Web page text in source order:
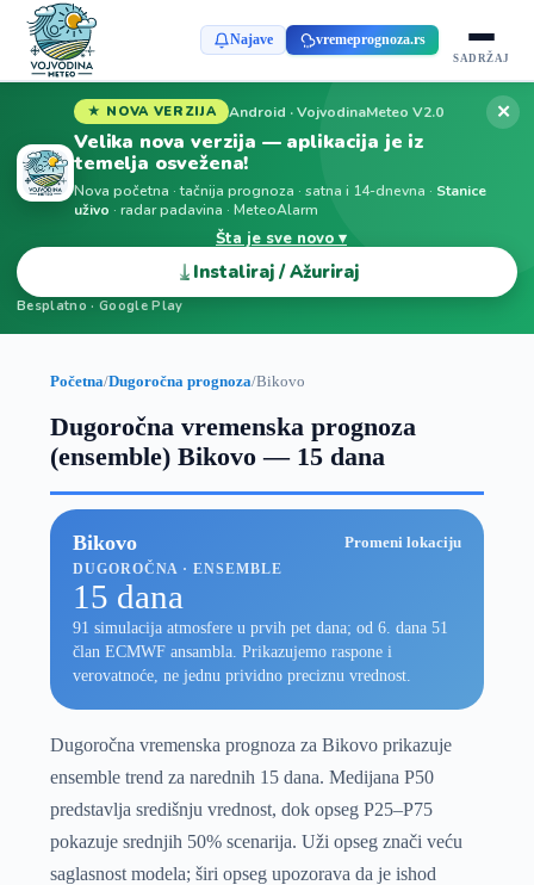
Najave vremeprognoza.rs
SADRŽAJ
★ NOVA VERZIJA Android · VojvodinaMeteo V2.0
Velika nova verzija — aplikacija je iz
temelja osvežena!
Nova početna · tačnija prognoza · satna i 14-dnevna · Stanice
uživo · radar padavina · MeteoAlarm
Šta je sve novo ▾
⤓ Instaliraj / Ažuriraj
Besplatno · Google Play
✕
Početna/Dugoročna prognoza/Bikovo
Dugoročna vremenska prognoza
(ensemble) Bikovo — 15 dana
Bikovo Promeni lokaciju
DUGOROČNA · ENSEMBLE
15 dana
91 simulacija atmosfere u prvih pet dana; od 6. dana 51
član ECMWF ansambla. Prikazujemo raspone i
verovatnoće, ne jednu prividno preciznu vrednost.
Dugoročna vremenska prognoza za Bikovo prikazuje
ensemble trend za narednih 15 dana. Medijana P50
predstavlja središnju vrednost, dok opseg P25–P75
pokazuje srednjih 50% scenarija. Uži opseg znači veću
saglasnost modela; širi opseg upozorava da je ishod